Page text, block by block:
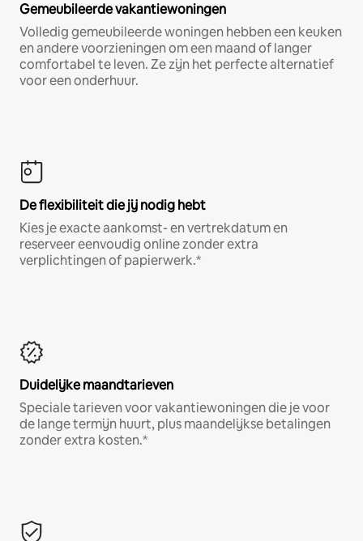
Gemeubileerde vakantiewoningen
Volledig gemeubileerde woningen hebben een keuken
en andere voorzieningen om een maand of langer
comfortabel te leven. Ze zijn het perfecte alternatief
voor een onderhuur.
De flexibiliteit die jij nodig hebt
Kies je exacte aankomst- en vertrekdatum en
reserveer eenvoudig online zonder extra
verplichtingen of papierwerk.*
Duidelijke maandtarieven
Speciale tarieven voor vakantiewoningen die je voor
de lange termijn huurt, plus maandelijkse betalingen
zonder extra kosten.*